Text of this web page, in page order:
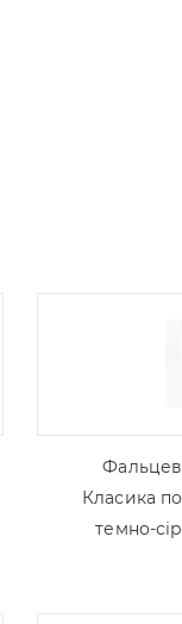
Класика
темно-